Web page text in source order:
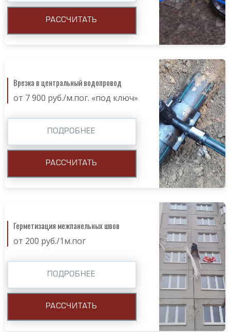
РАССЧИТАТЬ
Врезка в центральный водопровод
от 7 900 руб./м.пог. «под ключ»
ПОДРОБНЕЕ
РАССЧИТАТЬ
Герметизация межпанельных швов
от 200 руб./1м.пог
ПОДРОБНЕЕ
РАССЧИТАТЬ